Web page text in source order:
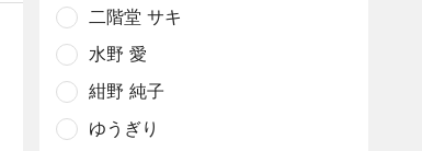
二階堂 サキ
水野 愛
紺野 純子
ゆうぎり